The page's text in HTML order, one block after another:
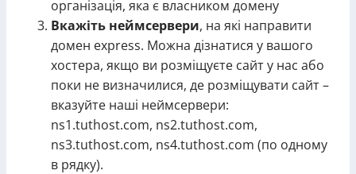
організація, яка є власником домену
Вкажіть неймсервери, на які направити
домен express. Можна дізнатися у вашого
хостера, якщо ви розміщуєте сайт у нас або
поки не визначилися, де розміщувати сайт –
вказуйте наші неймсервери:
ns1.tuthost.com, ns2.tuthost.com,
ns3.tuthost.com, ns4.tuthost.com (по одному
в рядку).